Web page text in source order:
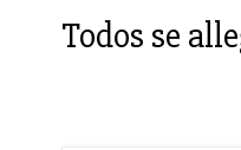
Todos se